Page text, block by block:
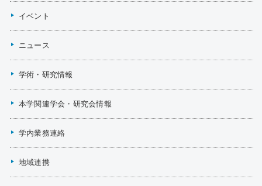
イベント
ニュース
学術・研究情報
本学関連学会・研究会情報
学内業務連絡
地域連携